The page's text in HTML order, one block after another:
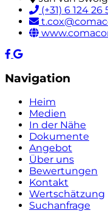
(+31) 6 124 26
Navigation
Heim
Medien
In der Nähe
Dokumente
Angebot
Über uns
Bewertungen
Kontakt
Wertschätzung
Suchanfrage